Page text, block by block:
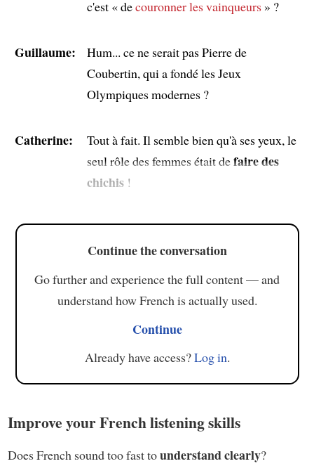
c'est « decouronner les vainqueurs» ?
Guillaume:
Hum... ce ne serait pas Pierre de
Coubertin, qui a fondé les Jeux
Olympiques modernes ?
Catherine:
Tout à fait. Il semble bien qu'à ses yeux, le
seul rôle des femmes était defaire des
chichis!
Continue the conversation
Go further and experience the full content — and
understand how French is actually used.
Continue
Already have access?Log in.
Improve your French listening skills
Does French sound too fast tounderstand clearly?